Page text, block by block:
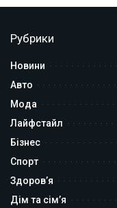
Рубрики
Новини
Авто
Мода
Лайфстайл
Бізнес
Спорт
Здоров’я
Дім та сім’я